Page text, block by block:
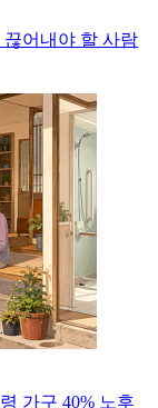
어내야 할 사람
가구 40% 노후